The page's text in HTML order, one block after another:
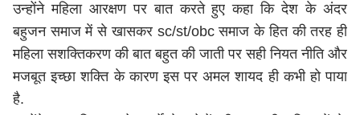
उन्होंने महिला आरक्षण पर बात करते हुए कहा कि देश के अंदर
बहुजन समाज में से खासकर sc/st/obc समाज के हित की तरह ही
महिला सशक्तिकरण की बात बहुत की जाती पर सही नियत नीति और
मजबूत इच्छा शक्ति के कारण इस पर अमल शायद ही कभी हो पाया
है.